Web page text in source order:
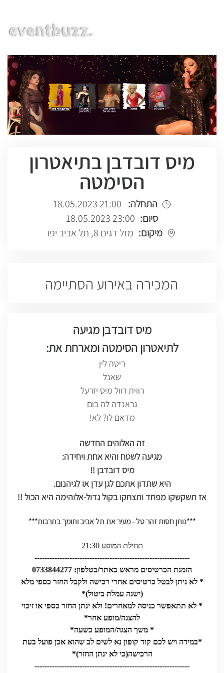
מיס דובדבן בתיאטרון
הסימטה
התחלה: 21:00 18.05.2023
סיום: 23:00 18.05.2023
מיקום: מזל דגים 8, תל אביב יפו
המכירה באירוע הסתיימה
מיס דובדבן מגיעה
לתיאטרון הסימטה ומארחת את:
ריטה לין
שאנל
רווית רוול מיס יזרעל
גראנדה לה בום
מדאם לו? לא!
זה האלוהים החדשה
מגיעה לשטח והיא אחת ויחידה:
מיס דובדבן !!
היא שתדון אתכם לגן עדן או לגיהנום.
אז תשקשקו מפחד ותצחקו בקול גדול-אלוהימה היא הכול !!
***נותן חסות זהר טל - מעיר את תל אביב ותומך בתרבות***
תחילת המופע 21:30
--------------------------------------------------------------
הזמנת הכרטיסים מראש באתר/בטלפון: 0733844277
* לא ניתן לבטל כרטיסים אחרי רכישה ולקבל החזר כספי מלא
(ישנה עמלת ביטול)*
* לא תתאפשר כניסה למאחרים! ולא ינתן החזר כספי או זיכוי
להצגה/מופע אחר*
* משך הצגה/המופע כשעה*
*במידה ויש לכם קוד קופון נא לשים לב שהוא אכן פועל בעת
הרכישה(כי לא ינתן החזר)*
--------------------------------------------------------------